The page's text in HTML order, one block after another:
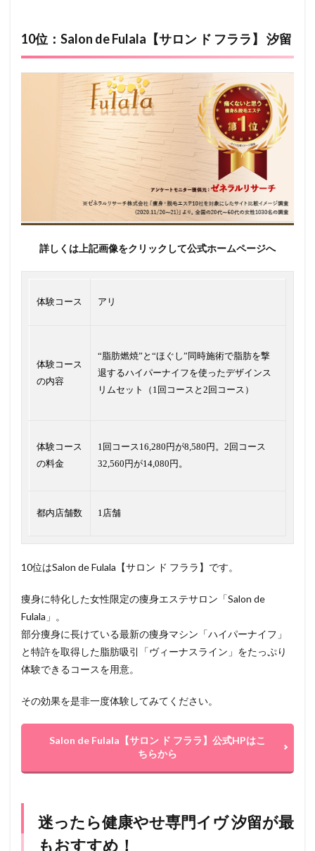
10位：Salon de Fulala【サロン ド フララ】 汐留
詳しくは上記画像をクリックして公式ホームページへ
体験コース アリ
体験コース
の内容
“脂肪燃焼”と“ほぐし”同時施術で脂肪を撃
退するハイパーナイフを使ったデザインス
リムセット（1回コースと2回コース）
体験コース
の料金
1回コース16,280円が8,580円。2回コース
32,560円が14,080円。
都内店舗数 1店舗
10位はSalon de Fulala【サロン ド フララ】です。
痩身に特化した女性限定の痩身エステサロン「Salon de
Fulala」。
部分痩身に長けている最新の痩身マシン「ハイパーナイフ」
と特許を取得した脂肪吸引「ヴィーナスライン」をたっぷり
体験できるコースを用意。
その効果を是非一度体験してみてください。
Salon de Fulala【サロン ド フララ】公式HPはこ
ちらから
迷ったら健康やせ専門イヴ 汐留が最
もおすすめ！